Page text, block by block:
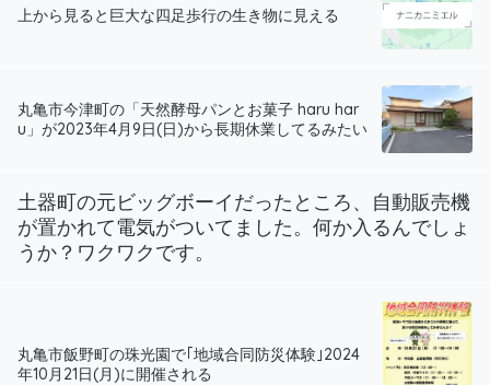
上から見ると巨大な四足歩行の生き物に見える
丸亀市今津町の「天然酵母パンとお菓子 haru har
u」が2023年4月9日(日)から長期休業してるみたい
土器町の元ビッグボーイだったところ、自動販売機
が置かれて電気がついてました。何か入るんでしょ
うか？ワクワクです。
丸亀市飯野町の珠光園で｢地域合同防災体験｣2024
年10月21日(月)に開催される